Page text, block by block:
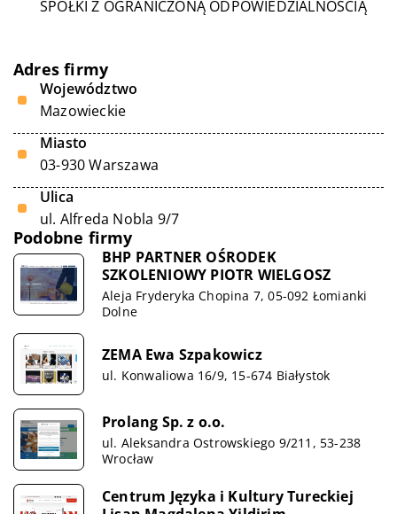
SPÓŁKI Z OGRANICZONĄ ODPOWIEDZIALNOŚCIĄ
Adres firmy
Województwo
Mazowieckie
Miasto
03-930 Warszawa
Ulica
ul. Alfreda Nobla 9/7
Podobne firmy
BHP PARTNER OŚRODEK
SZKOLENIOWY PIOTR WIELGOSZ
Aleja Fryderyka Chopina 7, 05-092 Łomianki
Dolne
ZEMA Ewa Szpakowicz
ul. Konwaliowa 16/9, 15-674 Białystok
Prolang Sp. z o.o.
ul. Aleksandra Ostrowskiego 9/211, 53-238
Wrocław
Centrum Języka i Kultury Tureckiej